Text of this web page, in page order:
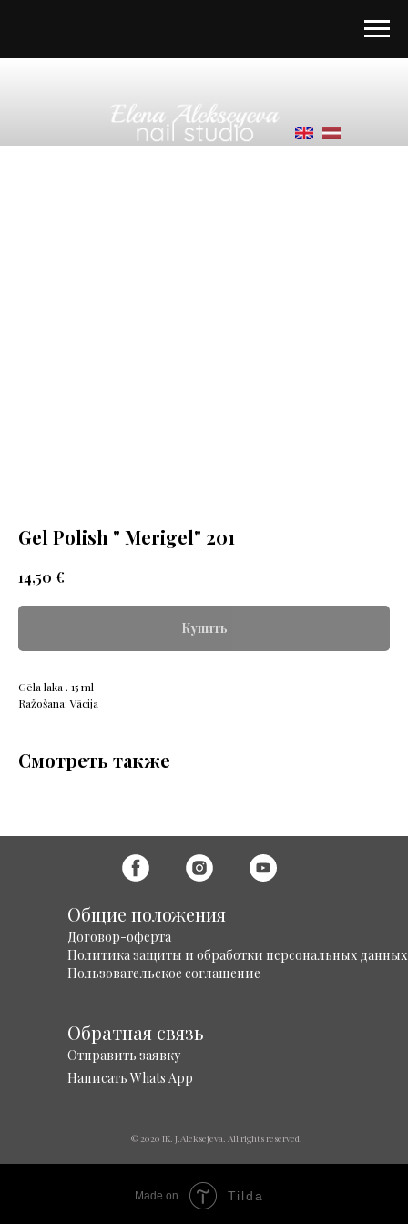
Gel Polish " Merigel" 201
14,50 €
Купить
Gēla laka . 15 ml
Ražošana: Vācija
Смотреть также
Общие положения
Договор-оферта
Политика защиты и обработки персональных данных
Пользовательское соглашение
Обратная связь
Написать Whats App
Отправить заявку
© 2020 IK. J.Aleksejeva. All rights reserved.
Made on Tilda